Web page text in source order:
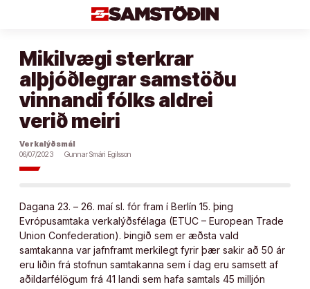
Mikilvægi sterkrar
alþjóðlegrar samstöðu
vinnandi fólks aldrei
verið meiri
Verkalýðsmál
06/07/2023
Gunnar Smári Egilsson
Dagana 23. – 26. maí sl. fór fram í Berlín 15. þing
Evrópusamtaka verkalýðsfélaga (ETUC – European Trade
Union Confederation). Þingið sem er æðsta vald
samtakanna var jafnframt merkilegt fyrir þær sakir að 50 ár
eru liðin frá stofnun samtakanna sem í dag eru samsett af
aðildarfélögum frá 41 landi sem hafa samtals 45 milljón